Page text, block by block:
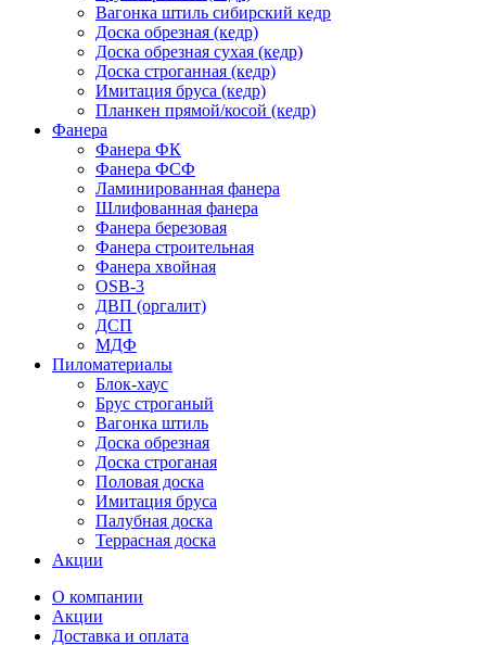
Вагонка штиль сибирский кедр
Доска обрезная (кедр)
Доска обрезная сухая (кедр)
Доска строганная (кедр)
Имитация бруса (кедр)
Планкен прямой/косой (кедр)
Фанера
Фанера ФК
Фанера ФСФ
Ламинированная фанера
Шлифованная фанера
Фанера березовая
Фанера строительная
Фанера хвойная
OSB-3
ДВП (оргалит)
ДСП
МДФ
Пиломатериалы
Блок-хаус
Брус строганый
Вагонка штиль
Доска обрезная
Доска строганая
Половая доска
Имитация бруса
Палубная доска
Террасная доска
Акции
О компании
Акции
Доставка и оплата